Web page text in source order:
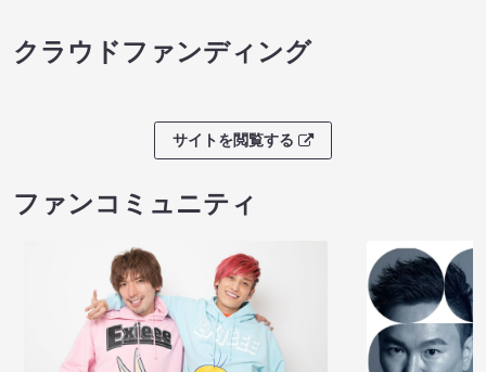
クラウドファンディング
サイトを閲覧する
ファンコミュニティ